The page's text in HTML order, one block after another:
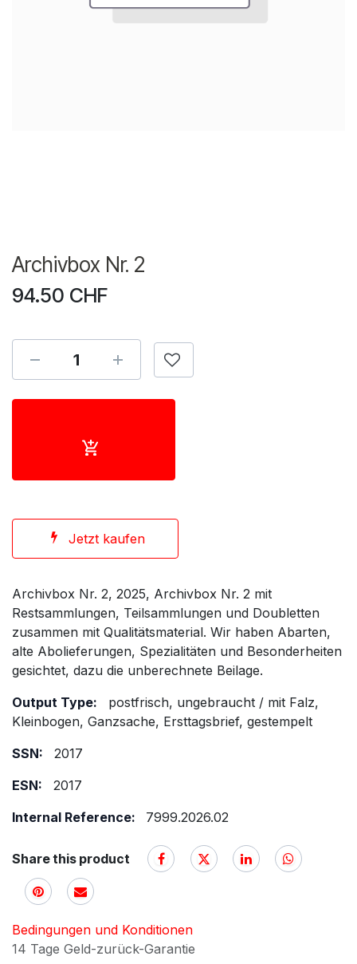
Archivbox Nr. 2
94.50 CHF
Jetzt kaufen
Archivbox Nr. 2, 2025, Archivbox Nr. 2 mit
Restsammlungen, Teilsammlungen und Doubletten
zusammen mit Qualitätsmaterial. Wir haben Abarten,
alte Abolieferungen, Spezialitäten und Besonderheiten
gesichtet, dazu die unberechnete Beilage.
Output Type:
postfrisch, ungebraucht / mit Falz,
Kleinbogen, Ganzsache, Ersttagsbrief, gestempelt
SSN:
2017
ESN:
2017
Internal Reference:
7999.2026.02
Share this product
Bedingungen und Konditionen
14 Tage Geld-zurück-Garantie